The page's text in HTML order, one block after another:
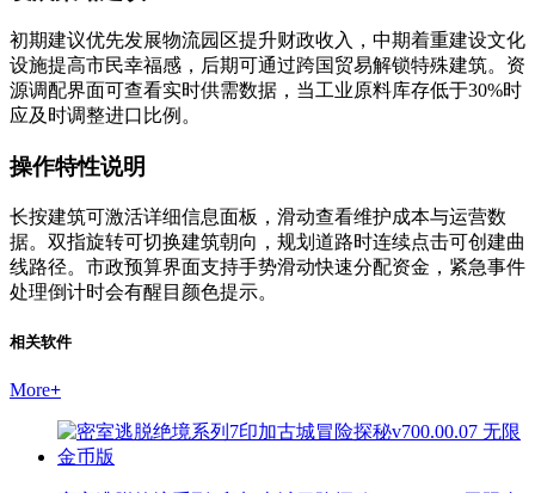
初期建议优先发展物流园区提升财政收入，中期着重建设文化
设施提高市民幸福感，后期可通过跨国贸易解锁特殊建筑。资
源调配界面可查看实时供需数据，当工业原料库存低于30%时
应及时调整进口比例。
操作特性说明
长按建筑可激活详细信息面板，滑动查看维护成本与运营数
据。双指旋转可切换建筑朝向，规划道路时连续点击可创建曲
线路径。市政预算界面支持手势滑动快速分配资金，紧急事件
处理倒计时会有醒目颜色提示。
相关软件
More+